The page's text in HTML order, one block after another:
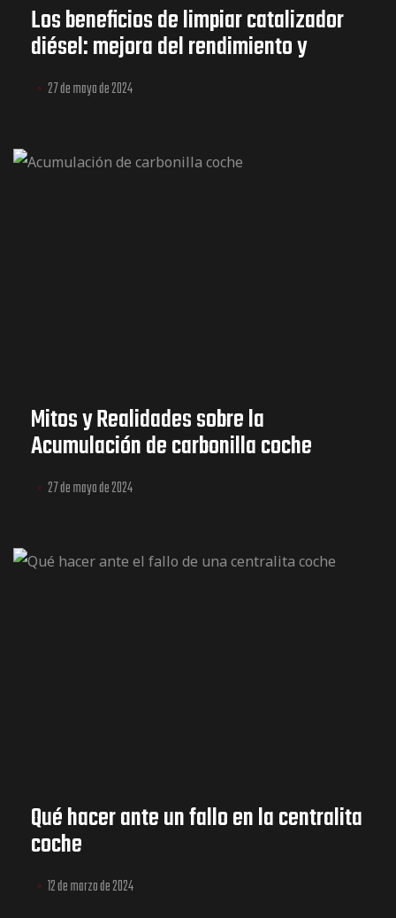
Los beneficios de limpiar catalizador
diésel: mejora del rendimiento y
eficiencia del combustible
27 de mayo de 2024
Mitos y Realidades sobre la
Acumulación de carbonilla coche
27 de mayo de 2024
Qué hacer ante un fallo en la centralita
coche
12 de marzo de 2024